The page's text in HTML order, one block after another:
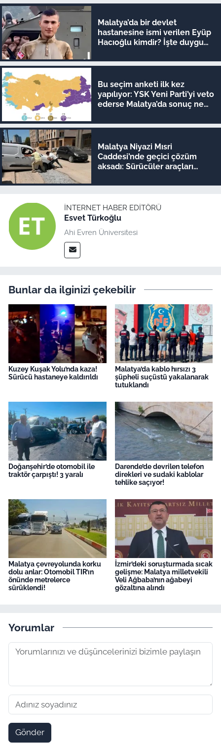
Malatya’da bir devlet
hastanesine ismi verilen Eyüp
Hacıoğlu kimdir? İşte duygu
Bu seçim anketi ilk kez
yapılıyor: YSK Yeni Parti’yi veto
ederse Malatya’da sonuç ne
Malatya Niyazi Mısri
Caddesi’nde geçici çözüm
aksadı: Sürücüler araçları
İNTERNET HABER EDITÖRÜ
Esvet Türkoğlu
Ahi Evren Üniversitesi
Bunlar da ilginizi çekebilir
Kuzey Kuşak Yolu’nda kaza!
Sürücü hastaneye kaldırıldı
Malatya’da kablo hırsızı 3
şüpheli suçüstü yakalanarak
tutuklandı
Doğanşehir’de otomobil ile
traktör çarpıştı! 3 yaralı
Darende’de devrilen telefon
direkleri ve sudaki kablolar
tehlike saçıyor!
Malatya çevreyolunda korku
dolu anlar: Otomobil TIR’ın
önünde metrelerce
sürüklendi!
İzmir’deki soruşturmada sıcak
gelişme: Malatya milletvekili
Veli Ağbaba’nın ağabeyi
gözaltına alındı
Yorumlar
Gönder